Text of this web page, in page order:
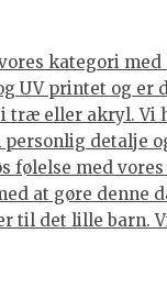
kategori
UV printet og er
eller akryl. Vi
detalje
følelse med
at gøre denne
til det lille barn.